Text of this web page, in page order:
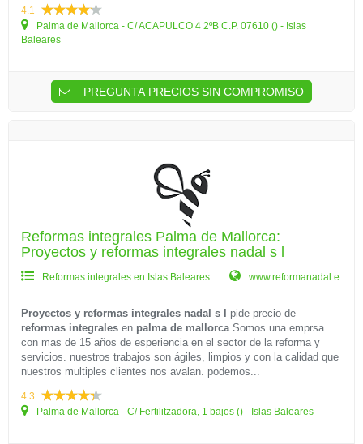
4.1
Palma de Mallorca - C/ ACAPULCO 4 2ºB C.P. 07610 () - Islas
Baleares
PREGUNTA PRECIOS SIN COMPROMISO
Reformas integrales Palma de Mallorca:
Proyectos y reformas integrales nadal s l
Reformas integrales en Islas Baleares www.reformanadal.e
Proyectos y reformas integrales nadal s l
pide precio de
reformas integrales en palma de mallorcaSomos una emprsa
con mas de 15 años de esperiencia en el sector de la reforma y
servicios. nuestros trabajos son ágiles, limpios y con la calidad que
nuestros multiples clientes nos avalan. podemos...
4.3
Palma de Mallorca - C/ Fertilitzadora, 1 bajos () - Islas Baleares